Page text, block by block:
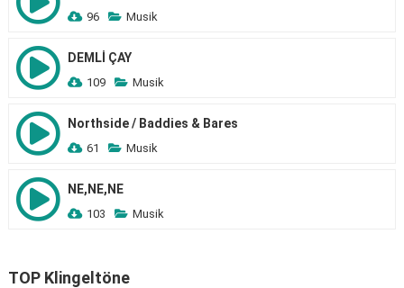
96 Musik
DEMLİ ÇAY
109 Musik
Northside / Baddies & Bares
61 Musik
NE,NE,NE
103 Musik
TOP Klingeltöne